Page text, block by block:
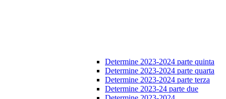
Determine 2023-2024 parte quinta
Determine 2023-2024 parte quarta
Determine 2023-2024 parte terza
Determine 2023-24 parte due